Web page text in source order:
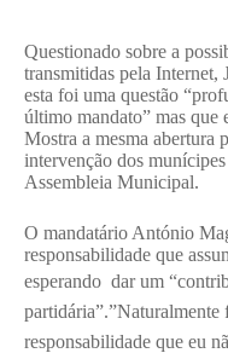
Questionado sobre a
transmitidas pela Internet,
esta foi uma questão
último mandato” mas que
Mostra a mesma abertura
intervenção dos munícipes
Assembleia Municipal.
O mandatário António
responsabilidade que
esperando dar um “
responsabilidade que eu